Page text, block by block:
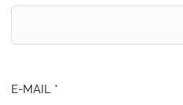
E-MAIL *